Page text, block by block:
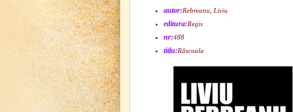
autor:Rebreanu, Liviu
editura:Regis
nr:488
titlu:Răscoala